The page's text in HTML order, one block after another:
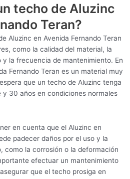
techo de Aluzinc
Teran?
Aluzinc en Avenida Fernando Teran
como la calidad del material, la
la frecuencia de mantenimiento. En
Fernando Teran es un material muy
que un techo de Aluzinc tenga
30 años en condiciones normales
en cuenta que el Aluzinc en
padecer daños por el uso y la
como la corrosión o la deformación
efectuar un mantenimiento
que el techo prosiga en